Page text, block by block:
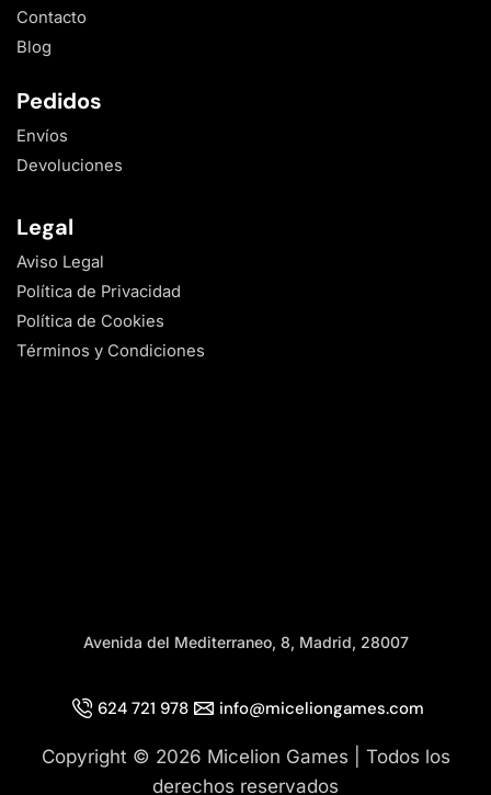
Contacto
Blog
Pedidos
Envíos
Devoluciones
Legal
Aviso Legal
Política de Privacidad
Política de Cookies
Términos y Condiciones
Avenida del Mediterraneo, 8, Madrid, 28007
Copyright © 2026 Micelion Games | Todos los
derechos reservados
624 721 978 info@miceliongames.com